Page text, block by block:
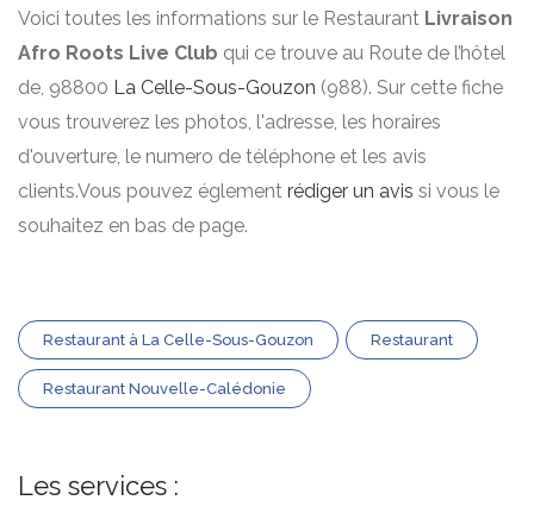
Voici toutes les informations sur le Restaurant Livraison
Afro Roots Live Club qui ce trouve au Route de l’hôtel
de, 98800 La Celle-Sous-Gouzon (988). Sur cette fiche
vous trouverez les photos, l'adresse, les horaires
d'ouverture, le numero de téléphone et les avis
clients.Vous pouvez églement rédiger un avis si vous le
souhaitez en bas de page.
Restaurant à La Celle-Sous-Gouzon Restaurant
Restaurant Nouvelle-Calédonie
Les services :